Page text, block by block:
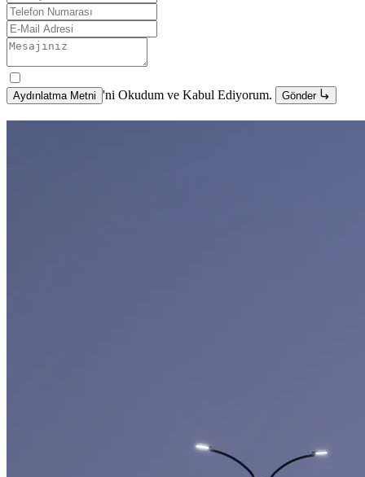
Aydınlatma Metni 'ni Okudum ve Kabul Ediyorum. Gönder